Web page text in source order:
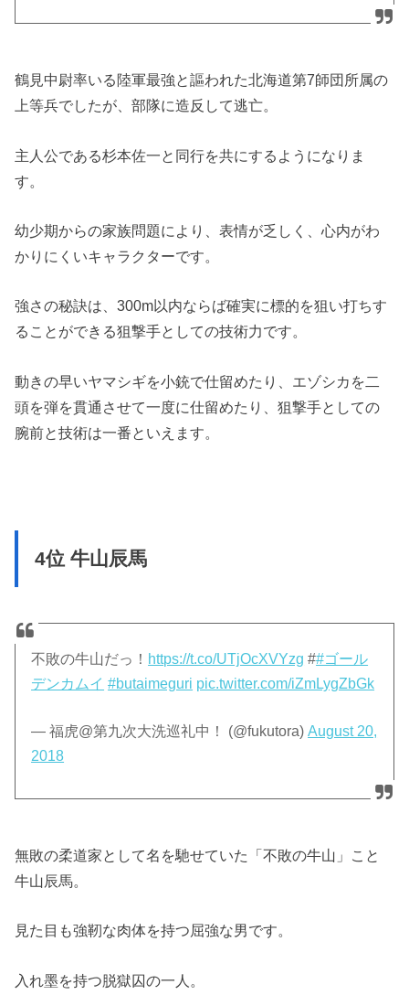
鶴見中尉率いる陸軍最強と謳われた北海道第7師団所属の
上等兵でしたが、部隊に造反して逃亡。
主人公である杉本佐一と同行を共にするようになりま
す。
幼少期からの家族問題により、表情が乏しく、心内がわ
かりにくいキャラクターです。
強さの秘訣は、300m以内ならば確実に標的を狙い打ちす
ることができる狙撃手としての技術力です。
動きの早いヤマシギを小銃で仕留めたり、エゾシカを二
頭を弾を貫通させて一度に仕留めたり、狙撃手としての
腕前と技術は一番といえます。
4位 牛山辰馬
不敗の牛山だっ！ https://t.co/UTjOcXVYzg ##ゴール
デンカムイ #butaimeguri pic.twitter.com/iZmLygZbGk
— 福虎@第九次大洗巡礼中！ (@fukutora)August 20,
2018
無敗の柔道家として名を馳せていた「不敗の牛山」こと
牛山辰馬。
見た目も強靭な肉体を持つ屈強な男です。
入れ墨を持つ脱獄囚の一人。